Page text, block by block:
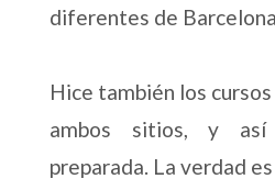
diferentes de
Hice también los
ambos sitios, y
preparada. La verdad